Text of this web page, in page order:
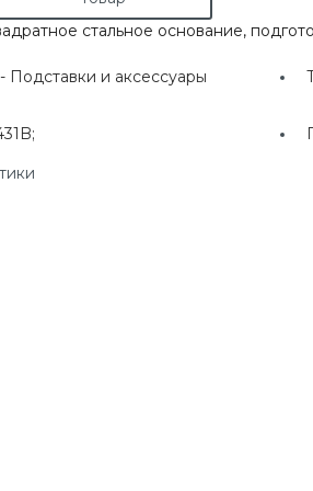
г. Екатеринбург, ул.
Клары Цеткин, д. 4
+7(924) 433-50-00
Ладыгина, д. 7, ТЦ
"КВАРТАЛ"
стальное основание,
Подставки и аксессуары